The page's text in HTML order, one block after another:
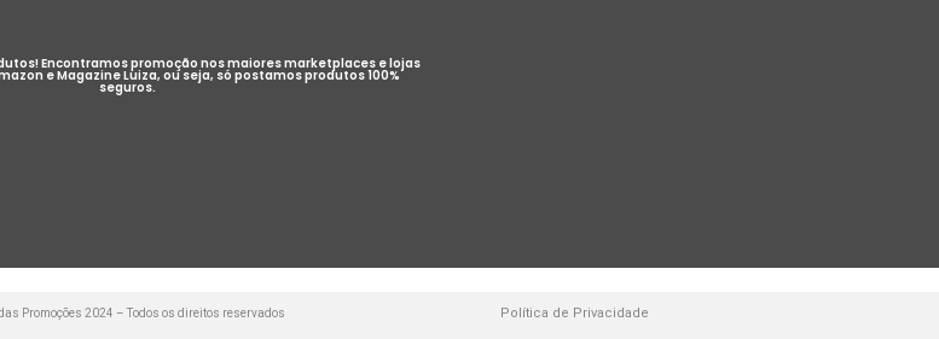
Encontramos promoção nos maiores marketplaces e lojas
e Magazine Luiza, ou seja, só postamos produtos 100%
seguros.
Promoções 2024 – Todos os direitos reservados Política de Privacidade